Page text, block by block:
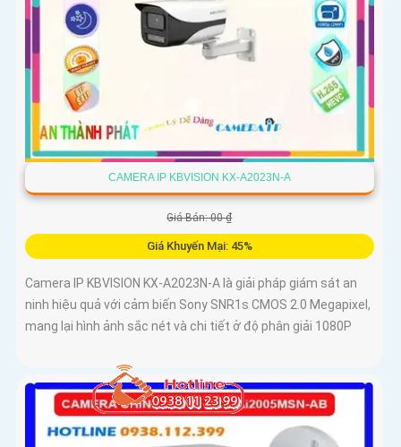
CAMERA IP KBVISION KX-A2023N-A
Giá Bán: 00 ₫
Giá Khuyến Mại: 45%
Camera IP KBVISION KX-A2023N-A là giải pháp giám sát an
ninh hiệu quả với cảm biến Sony SNR1s CMOS 2.0 Megapixel,
mang lại hình ảnh sắc nét và chi tiết ở độ phân giải 1080P